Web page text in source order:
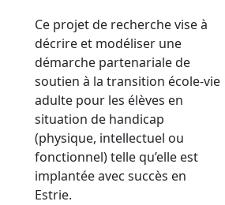
Ce projet de recherche vise à
décrire et modéliser une
démarche partenariale de
soutien à la transition école-vie
adulte pour les élèves en
situation de handicap
(physique, intellectuel ou
fonctionnel) telle qu’elle est
implantée avec succès en
Estrie.